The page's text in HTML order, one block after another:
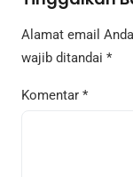
Alamat email
wajib ditandai *
Komentar *